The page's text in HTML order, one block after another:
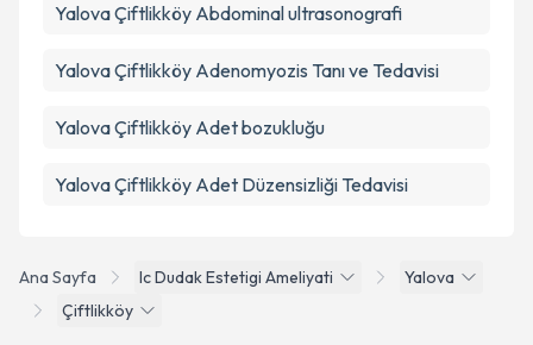
Ana Sayfa Ic Dudak Estetigi Ameliyati
Yalova
Çiftlikköy
Yalova Çiftlikköy Abdominal ultrasonografi
Yalova Çiftlikköy Adenomyozis Tanı ve Tedavisi
Yalova Çiftlikköy Adet bozukluğu
Yalova Çiftlikköy Adet Düzensizliği Tedavisi